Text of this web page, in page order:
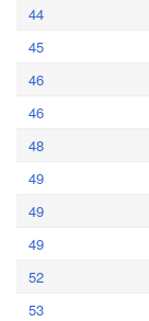
44
45
46
46
48
49
49
49
52
53